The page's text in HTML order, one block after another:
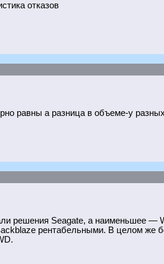
отказов
равны а разница в объеме-у
решения Seagate, а наименьшее
рентабельными. В целом же